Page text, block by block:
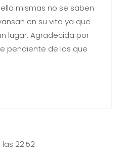
mismas no se saben
en su vita ya que
lugar. Agradecida por
pendiente de los que
22:52